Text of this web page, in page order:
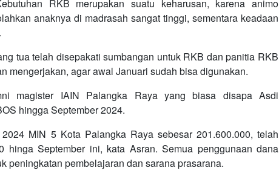
RKB merupakan suatu keharusan, karena animo
anaknya di madrasah sangat tinggi, sementara keadaan
tua telah disepakati sumbangan untuk RKB dan panitia RKB
mengerjakan, agar awal Januari sudah bisa digunakan.
magister IAIN Palangka Raya yang biasa disapa Asdi
hingga September 2024.
MIN 5 Kota Palangka Raya sebesar 201.600.000, telah
hinga September ini, kata Asran. Semua penggunaan dana
peningkatan pembelajaran dan sarana prasarana.